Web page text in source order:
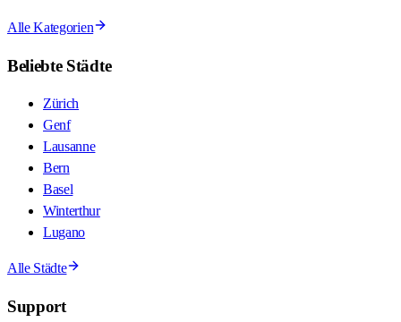
Alle Kategorien
Beliebte Städte
Zürich
Genf
Lausanne
Bern
Basel
Winterthur
Lugano
Alle Städte
Support